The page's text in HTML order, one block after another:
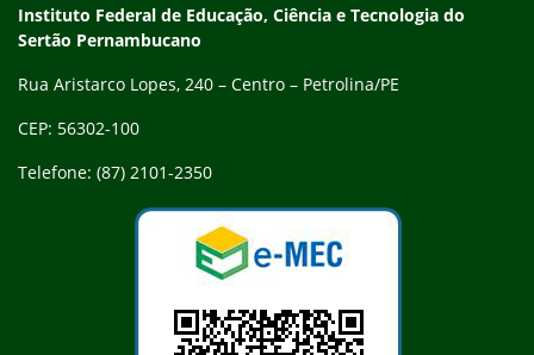
Endereço
Instituto Federal de Educação, Ciência e Tecnologia do
Sertão Pernambucano
Rua Aristarco Lopes, 240 – Centro – Petrolina/PE
CEP: 56302-100
Telefone: (87) 2101-2350